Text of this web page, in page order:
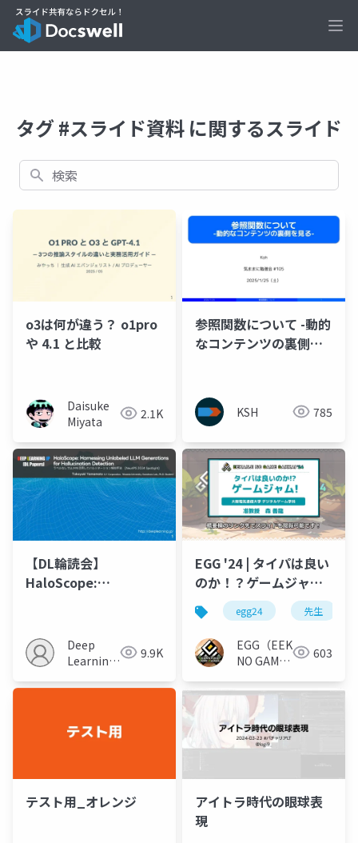
タグ #スライド資料 に関するスライド
検索
o3は何が違う？ o1pro
や 4.1 と比較
Daisuke
Miyata
2.1K
参照関数について -動的
なコンテンツの裏側を
KSH 785
【DL輪読会】
HaloScope:
Generations for
Hallucination
Detection
Deep
Learning
9.9K
EGG '24 | タイパは良い
のか！？ゲームジャ
ム！（リンク用）
egg24 先生
EGG（EEKANJI
NO GAME
603
テスト用_オレンジ
アイトラ時代の眼球表
現